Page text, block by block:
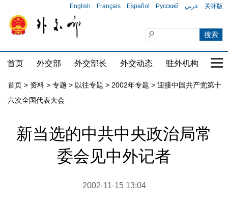
English Français Español Русский عربي 关怀版
首页 外交部 外交部长 外交动态 驻外机构 国
首页 > 资料 > 专题 > 以往专题 > 2002年专题 > 迎接中国共产党第十
六次全国代表大会
新当选的中共中央政治局常
委会见中外记者
2002-11-15 13:04